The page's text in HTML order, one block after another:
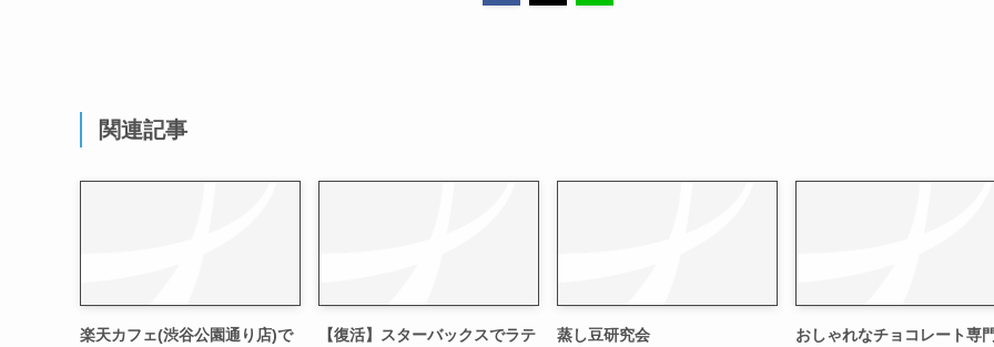
関連記事
楽天カフェ(渋谷公園通り店)で
【復活】スターバックスでラテ
蒸し豆研究会
おしゃれなチョコレート専